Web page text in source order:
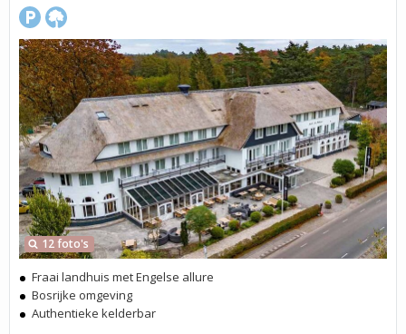
12 foto's
Fraai landhuis met Engelse allure
Bosrijke omgeving
Authentieke kelderbar